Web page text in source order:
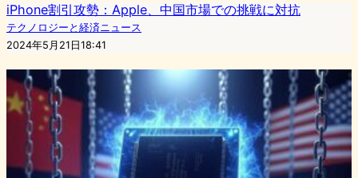
iPhone割引攻勢：Apple、中国市場での挑戦に対抗
テクノロジーと経済ニュース
2024年5月21日18:41